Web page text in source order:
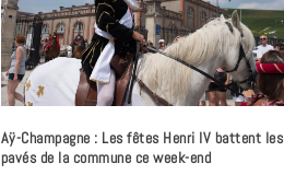
Aÿ-Champagne : Les fêtes Henri IV battent les
pavés de la commune ce week-end